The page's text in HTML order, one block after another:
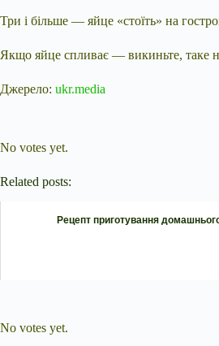
Три і більше — яйце «стоїть» на
Якщо яйце спливає — викиньте, таке
Джерело: ukr.media
No votes yet.
Related posts:
Рецепт приготування
No votes yet.